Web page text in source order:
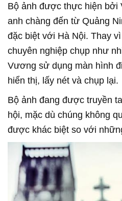
Bộ ảnh được thực hiện bởi
anh chàng đến từ Quảng
đặc biệt với Hà Nội. Thay
chuyên nghiệp chụp như
Vương sử dụng màn hình
hiển thị, lấy nét và chụp lại.
Bộ ảnh đang được truyền
hội, mặc dù chúng không
được khác biệt so với